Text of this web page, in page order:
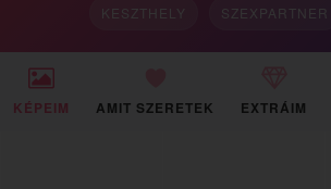
KESZTHELY SZEXPARTNER
KÉPEIM AMIT SZERETEK EXTRÁIM